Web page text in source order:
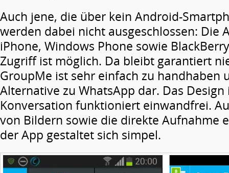
Auch jene, die über kein Android-
werden dabei nicht ausgeschlossen: Die
iPhone, Windows Phone sowie
Zugriff ist möglich. Da bleibt garantiert
GroupMe ist sehr einfach zu handhaben
Alternative zu WhatsApp dar. Das
Konversation funktioniert einwandfrei.
von Bildern sowie die direkte Aufnahme
der App gestaltet sich simpel.